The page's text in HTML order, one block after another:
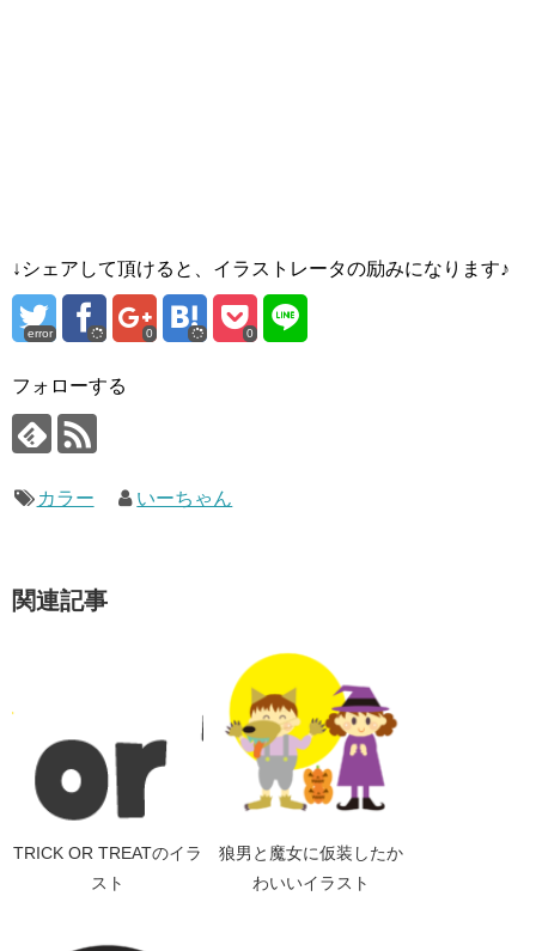
↓シェアして頂けると、イラストレータの励みになります♪
error 0 0
フォローする
カラー いーちゃん
関連記事
TRICK OR TREATのイラ
スト
狼男と魔女に仮装したか
わいいイラスト